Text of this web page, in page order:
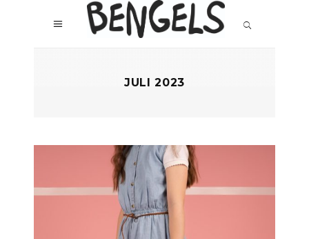
JULI 2023